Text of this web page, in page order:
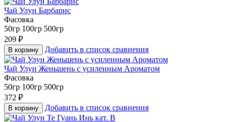
Чай Улун Барбарис
Фасовка
50гр 100гр 500гр
209 ₽
В корзину Добавить в список сравнения
Чай Улун Женьшень с усиленным Ароматом
Фасовка
50гр 100гр 500гр
372 ₽
В корзину Добавить в список сравнения